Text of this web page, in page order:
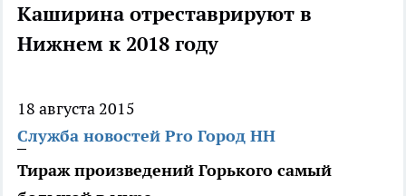
Каширина отреставрируют в
Нижнем к 2018 году
18 августа 2015
Служба новостей Pro Город НН
Тираж произведений Горького самый